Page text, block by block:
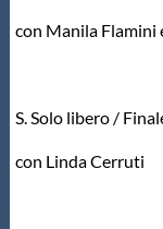
con Manila Flamini
S. Solo libero /
con Linda Cerruti